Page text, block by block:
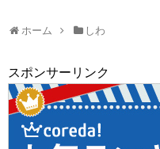
ホーム しわ
スポンサーリンク